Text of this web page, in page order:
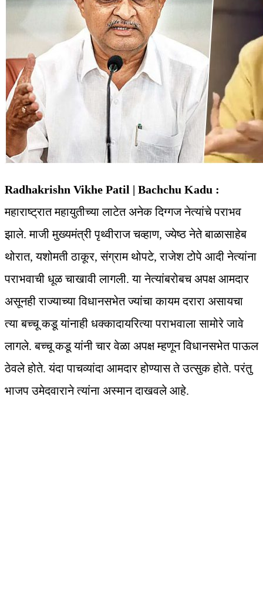
Radhakrishn Vikhe Patil | Bachchu Kadu :
महाराष्ट्रात महायुतीच्या लाटेत अनेक दिग्गज नेत्यांचे पराभव
झाले. माजी मुख्यमंत्री पृथ्वीराज चव्हाण, ज्येष्ठ नेते बाळासाहेब
थोरात, यशोमती ठाकूर, संग्राम थोपटे, राजेश टोपे आदी नेत्यांना
पराभवाची धूळ चाखावी लागली. या नेत्यांबरोबच अपक्ष आमदार
असूनही राज्याच्या विधानसभेत ज्यांचा कायम दरारा असायचा
त्या बच्चू कडू यांनाही धक्कादायरित्या पराभवाला सामोरे जावे
लागले. बच्चू कडू यांनी चार वेळा अपक्ष म्हणून विधानसभेत पाऊल
ठेवले होते. यंदा पाचव्यांदा आमदार होण्यास ते उत्सुक होते. परंतु
भाजप उमेदवाराने त्यांना अस्मान दाखवले आहे.